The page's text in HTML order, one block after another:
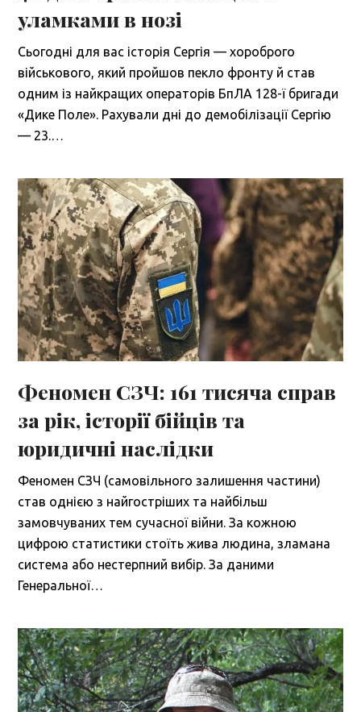
уламками в нозі
Сьогодні для вас історія Сергія — хороброго
військового, який пройшов пекло фронту й став
одним із найкращих операторів БпЛА 128-ї бригади
«Дике Поле». Рахували дні до демобілізації Сергію
— 23.…
Феномен СЗЧ: 161 тисяча справ
за рік, історії бійців та
юридичні наслідки
Феномен СЗЧ (самовільного залишення частини)
став однією з найгостріших та найбільш
замовчуваних тем сучасної війни. За кожною
цифрою статистики стоїть жива людина, зламана
система або нестерпний вибір. За даними
Генеральної…